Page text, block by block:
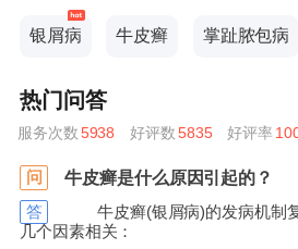
银屑病 牛皮癣 掌趾脓包病
热门问答
服务次数 5938 好评数 5835 好评率
问 牛皮癣是什么原因引起的？
答
牛皮癣(银屑病)的发病机制复
几个因素相关：